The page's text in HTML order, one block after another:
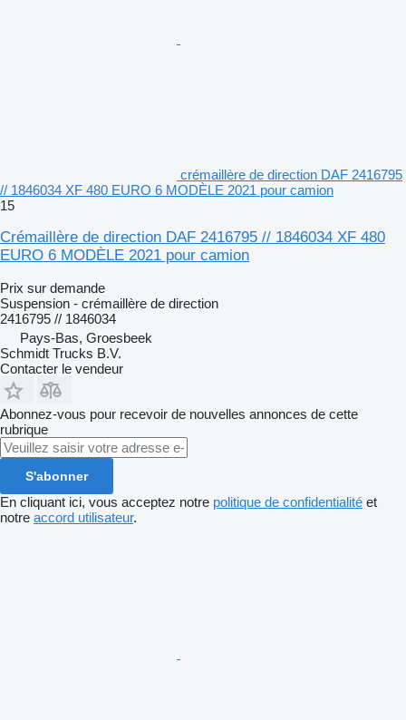
crémaillère de direction DAF 2416795
// 1846034 XF 480 EURO 6 MODÈLE 2021 pour camion
15
Crémaillère de direction DAF 2416795 // 1846034 XF 480
EURO 6 MODÈLE 2021 pour camion
Prix sur demande
Suspension - crémaillère de direction
2416795 // 1846034
Pays-Bas, Groesbeek
Schmidt Trucks B.V.
Contacter le vendeur
Abonnez-vous pour recevoir de nouvelles annonces de cette
rubrique
S'abonner
En cliquant ici, vous acceptez notre politique de confidentialité et
notre accord utilisateur.